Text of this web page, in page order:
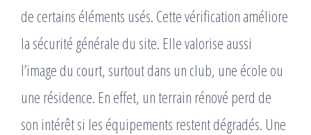
de certains éléments usés. Cette vérification améliore
la sécurité générale du site. Elle valorise aussi
l’image du court, surtout dans un club, une école ou
une résidence. En effet, un terrain rénové perd de
son intérêt si les équipements restent dégradés. Une